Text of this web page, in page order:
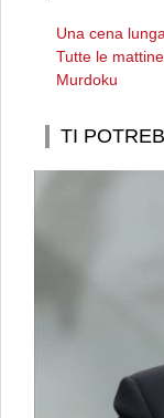
Una cena
Tutte le
Murdoku
TI